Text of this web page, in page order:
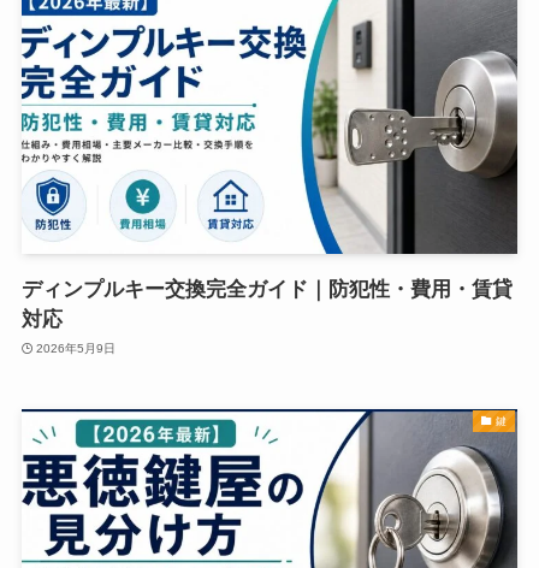
ディンプルキー交換完全ガイド｜防犯性・費用・賃貸
対応
2026年5月9日
鍵